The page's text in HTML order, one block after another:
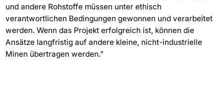
und andere Rohstoffe müssen unter ethisch
verantwortlichen Bedingungen gewonnen und verarbeitet
werden. Wenn das Projekt erfolgreich ist, können die
Ansätze langfristig auf andere kleine, nicht-industrielle
Minen übertragen werden.”